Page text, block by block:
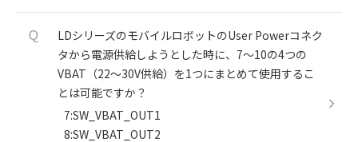
Q
LDシリーズのモバイルロボットのUser Powerコネク
タから電源供給しようとした時に、7～10の4つの
VBAT（22～30V供給）を1つにまとめて使用するこ
とは可能ですか？
7:SW_VBAT_OUT1
8:SW_VBAT_OUT2